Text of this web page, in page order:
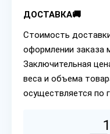
ДОСТАВКА🚚
Стоимость
оформлении заказа
Заключительная
веса и объема
осуществляется по